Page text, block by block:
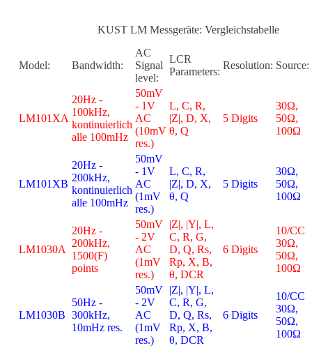
KUST LM Messgeräte: Vergleichstabelle
Model: Bandwidth:
AC
Signal
level:
LCR
Parameters:
Resolution: Source:
LM101XA
20Hz -
100kHz,
kontinuierlich
alle 100mHz
50mV
- 1V
AC
(10mV
res.)
L, C, R,
|Z|, D, X,
θ, Q
5 Digits
30Ω,
50Ω,
100Ω
LM101XB
20Hz -
200kHz,
kontinuierlich
alle 100mHz
50mV
- 1V
AC
(1mV
res.)
L, C, R,
|Z|, D, X,
θ, Q
5 Digits
30Ω,
50Ω,
100Ω
LM1030A
20Hz -
200kHz,
1500(F)
points
50mV
- 2V
AC
(1mV
res.)
|Z|, |Y|, L,
C, R, G,
D, Q, Rs,
Rp, X, B,
θ, DCR
6 Digits
10/CC
30Ω,
50Ω,
100Ω
LM1030B
50Hz -
300kHz,
10mHz res.
50mV
- 2V
AC
(1mV
res.)
|Z|, |Y|, L,
C, R, G,
D, Q, Rs,
Rp, X, B,
θ, DCR
6 Digits
10/CC
30Ω,
50Ω,
100Ω